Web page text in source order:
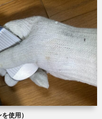
使用）